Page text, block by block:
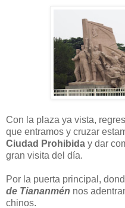
Con la plaza ya vista,
que entramos y cruzar
Ciudad Prohibida y dar
gran visita del día.
Por la puerta principal,
de Tiananmén nos
chinos.